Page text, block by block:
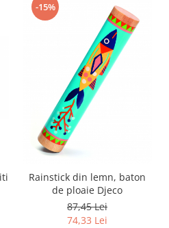
-15%
Rainstick din lemn, baton
de ploaie Djeco
87,45 Lei
74,33 Lei